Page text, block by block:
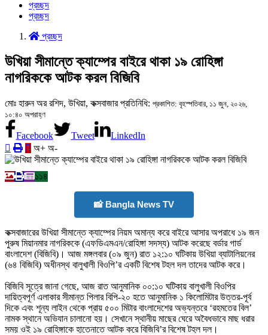
প্রচ্ছদ
প্রচ্ছদ
প্রচ্ছদ
উখিয়া সীমান্তে ক্যাম্পের বাইরে থাকা ১৯ রোহিঙ্গা
নাগরিককে আটক করল বিজিবি
মোঃ হারুন অর রশিদ, উখিয়া, কক্সবাজার প্রতিনিধি: প্রকাশিত: বৃহস্পতিবার, ১১ জুন, ২০২৬,
১০:৪০ অপরাহ্ণ
Facebook Tweet
LinkedIn
অ+ অ-
১১৪
📸 Bangla News TV
কক্সবাজারের উখিয়া সীমান্তে ক্যাম্পের নিয়ম অমান্য করে বাইরে আসার অপরাধে ১৯ জন
পুরুষ মিয়ানমার নাগরিককে (এফডিএমএন/রোহিঙ্গা সদস্য) আটক করেছে বর্ডার গার্ড
বাংলাদেশ (বিজিবি)। আজ মঙ্গলবার (০৯ জুন) রাত ১২:১০ ঘটিকায় উখিয়া ব্যাটালিয়নের
(৬৪ বিজিবি) অধীনস্থ বালুখালী বিওপি’র একটি বিশেষ টহল দল তাদের আটক করে।
‎বিজিবি সূত্রে জানা গেছে, আজ রাত আনুমানিক ০০:১০ ঘটিকায় বালুখালী বিওপির
দায়িত্বপূর্ণ এলাকার সীমান্ত পিলার বিপি-২০ হতে আনুমানিক ১ কিলোমিটার উত্তর-পূর্ব
দিকে এবং শূন্য লাইন থেকে প্রায় ৫০০ মিটার বাংলাদেশের অভ্যন্তরে ‘রহমতের বিল’
নামক স্থানে অভিযান চালানো হয়। সেখানে স্থানীয় মাছের ঘেরে অবৈধভাবে মাছ ধরার
সময় ওই ১৯ রোহিঙ্গাকে হাতেনাতে আটক করে বিজিবি’র বিশেষ টহল দল।